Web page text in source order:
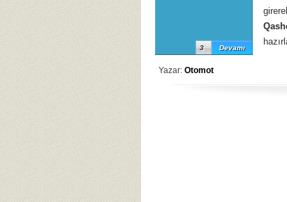
Devamı
3
Yazar: Otomot